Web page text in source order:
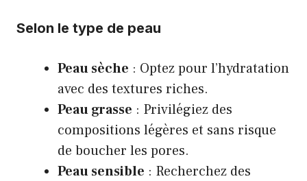
Selon le type de peau
Peau sèche : Optez pour l’hydratation
avec des textures riches.
Peau grasse : Privilégiez des
compositions légères et sans risque
de boucher les pores.
Peau sensible : Recherchez des